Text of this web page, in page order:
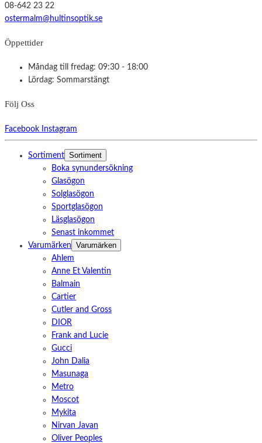
08-642 23 22
ostermalm@hultinsoptik.se
Öppettider
Måndag till fredag: 09:30 - 18:00
Lördag: Sommarstängt
Följ Oss
Facebook Instagram
Sortiment Sortiment
Boka synundersökning
Glasögon
Solglasögon
Sportglasögon
Läsglasögon
Senast inkommet
Varumärken
Varumärken
Ahlem
Anne Et Valentin
Balmain
Cartier
Cutler and Gross
DIOR
Frank and Lucie
Gucci
John Dalia
Masunaga
Metro
Moscot
Mykita
Nirvan Javan
Oliver Peoples